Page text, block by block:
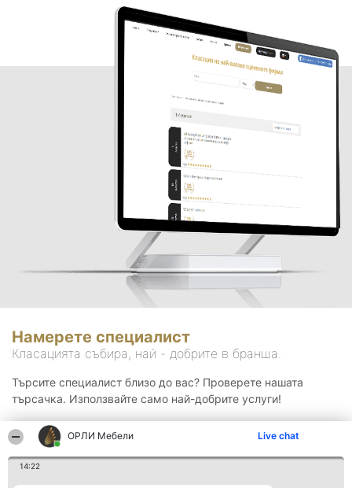
ОРЛИ Мебели Live chat
14:22
Намерете специалист
Класацията събира, най - добрите в бранша.
Търсите специалист близо до вас? Проверете нашата
търсачка. Използвайте само най-добрите услуги!